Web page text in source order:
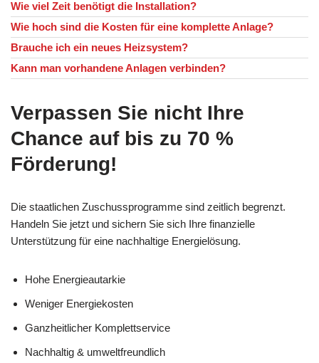
Wie viel Zeit benötigt die Installation?
Wie hoch sind die Kosten für eine komplette Anlage?
Brauche ich ein neues Heizsystem?
Kann man vorhandene Anlagen verbinden?
Verpassen Sie nicht Ihre
Chance auf bis zu 70 %
Förderung!
Die staatlichen Zuschussprogramme sind zeitlich begrenzt.
Handeln Sie jetzt und sichern Sie sich Ihre finanzielle
Unterstützung für eine nachhaltige Energielösung.
Hohe Energieautarkie
Weniger Energiekosten
Ganzheitlicher Komplettservice
Nachhaltig & umweltfreundlich